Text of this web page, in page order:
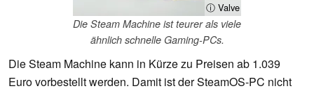
ⓘ Valve
Die Steam Machine ist teurer als viele
ähnlich schnelle Gaming-PCs.
Die Steam Machine kann in Kürze zu Preisen ab 1.039
Euro vorbestellt werden. Damit ist der SteamOS-PC nicht